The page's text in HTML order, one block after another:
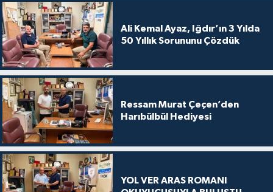
Ali Kemal Ayaz, Iğdır’ın 3 Yılda
50 Yıllık Sorununu Çözdük
Ressam Murat Çeçen’den
Harıbülbül Hediyesi
YOL VER ARAS ROMANI